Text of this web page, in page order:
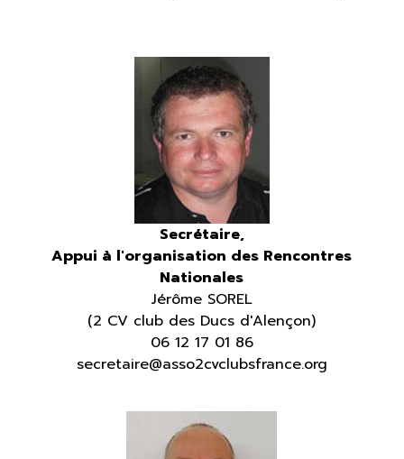
Secrétaire,
Appui à l'organisation des Rencontres
Nationales
Jérôme SOREL
(2 CV club des Ducs d'Alençon)
06 12 17 01 86
secretaire@asso2cvclubsfrance.org